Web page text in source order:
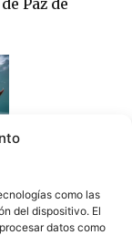
como las
del dispositivo. El
datos como
Paz de